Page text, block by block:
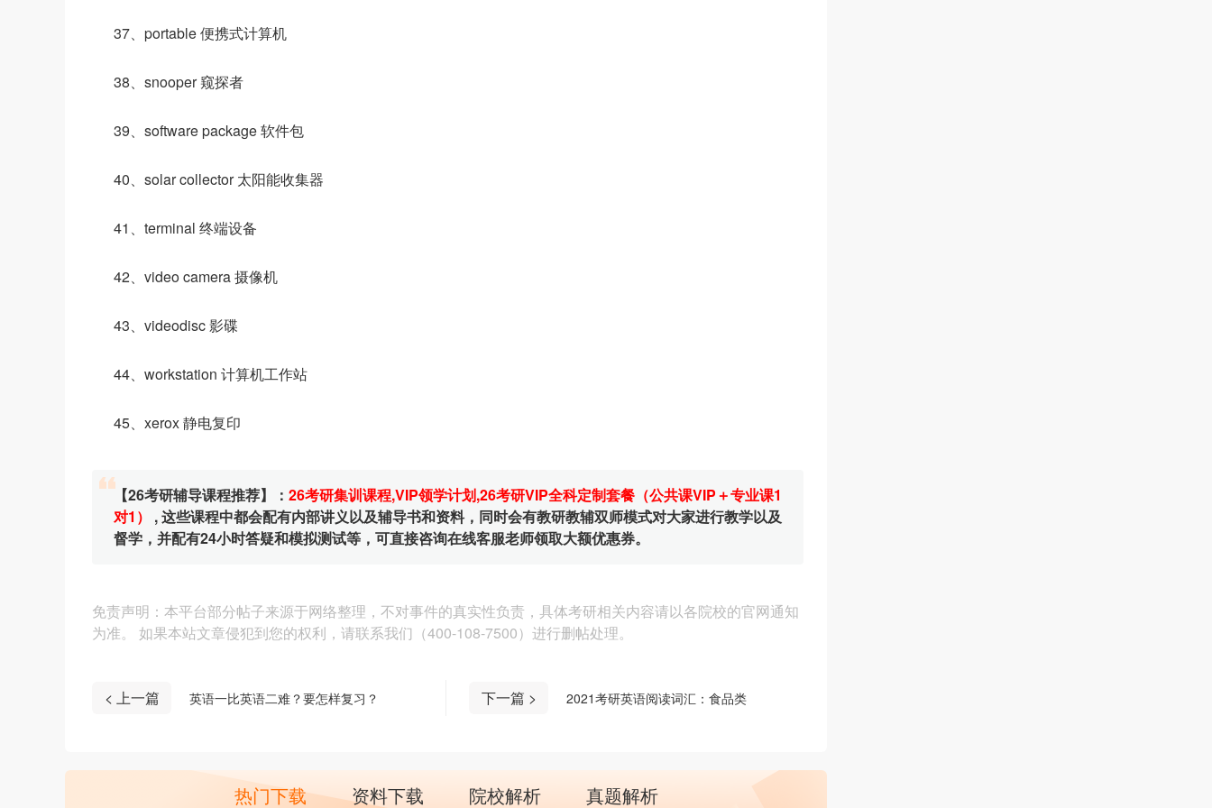
37、portable 便携式计算机
38、snooper 窥探者
39、software package 软件包
40、solar collector 太阳能收集器
41、terminal 终端设备
42、video camera 摄像机
43、videodisc 影碟
44、workstation 计算机工作站
45、xerox 静电复印
【26考研辅导课程推荐】： 26考研集训课程,VIP领学计划,26考研VIP全科定制套餐（公共课VIP＋专业课1
对1）
, 这些课程中都会配有内部讲义以及辅导书和资料，同时会有教研教辅双师模式对大家进行教学以及
督学，并配有24小时答疑和模拟测试等，可直接咨询在线客服老师领取大额优惠券。
免责声明：本平台部分帖子来源于网络整理，不对事件的真实性负责，具体考研相关内容请以各院校的官网通知
为准。 如果本站文章侵犯到您的权利，请联系我们（400-108-7500）进行删帖处理。
< 上一篇 英语一比英语二难？要怎样复习？ 下一篇 > 2021考研英语阅读词汇：食品类
热门下载 资料下载 院校解析 真题解析